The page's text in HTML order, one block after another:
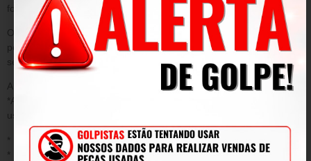
fornecida sem qualquer acréscimo.
O preço da peça que o cliente entregar será o mesmo que foi pago
pela peça na época da compra, sem qualquer valorização. O valor
será o que constar no sistema da loja.
A presente garantia NÃO cobre danos decorrentes de:
*Acidentes/ uso inadequado do produto/ sinistro/ negligência ou
uso fora das conformidades.
* Desgaste ou danos causados por agentes naturais;
* Instalação ou aplicação inadequada;